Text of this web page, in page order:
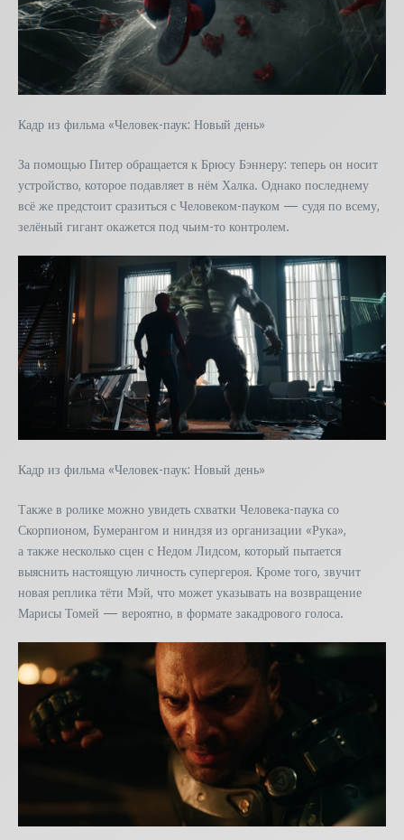
Кадр из фильма «Человек-паук: Новый день»
За помощью Питер обращается к Брюсу Бэннеру: теперь он носит
устройство, которое подавляет в нём Халка. Однако последнему
всё же предстоит сразиться с Человеком-пауком — судя по всему,
зелёный гигант окажется под чьим-то контролем.
Кадр из фильма «Человек-паук: Новый день»
Также в ролике можно увидеть схватки Человека-паука со
Скорпионом, Бумерангом и ниндзя из организации «Рука»,
а также несколько сцен с Недом Лидсом, который пытается
выяснить настоящую личность супергероя. Кроме того, звучит
новая реплика тёти Мэй, что может указывать на возвращение
Марисы Томей — вероятно, в формате закадрового голоса.